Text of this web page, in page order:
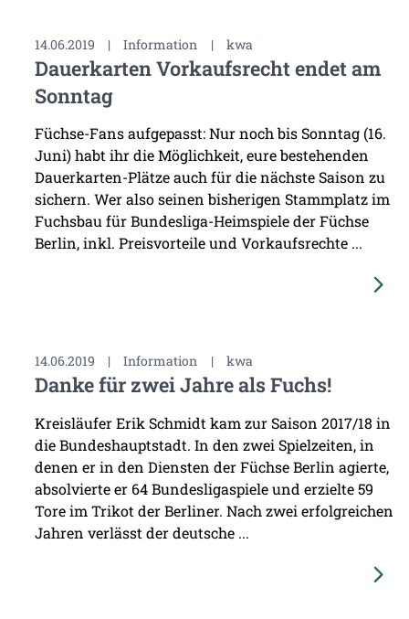
14.06.2019 | Information | kwa
Dauerkarten Vorkaufsrecht endet am
Sonntag
Füchse-Fans aufgepasst: Nur noch bis Sonntag (16.
Juni) habt ihr die Möglichkeit, eure bestehenden
Dauerkarten-Plätze auch für die nächste Saison zu
sichern. Wer also seinen bisherigen Stammplatz im
Fuchsbau für Bundesliga-Heimspiele der Füchse
Berlin, inkl. Preisvorteile und Vorkaufsrechte ...
14.06.2019 | Information | kwa
Danke für zwei Jahre als Fuchs!
Kreisläufer Erik Schmidt kam zur Saison 2017/18 in
die Bundeshauptstadt. In den zwei Spielzeiten, in
denen er in den Diensten der Füchse Berlin agierte,
absolvierte er 64 Bundesligaspiele und erzielte 59
Tore im Trikot der Berliner. Nach zwei erfolgreichen
Jahren verlässt der deutsche ...